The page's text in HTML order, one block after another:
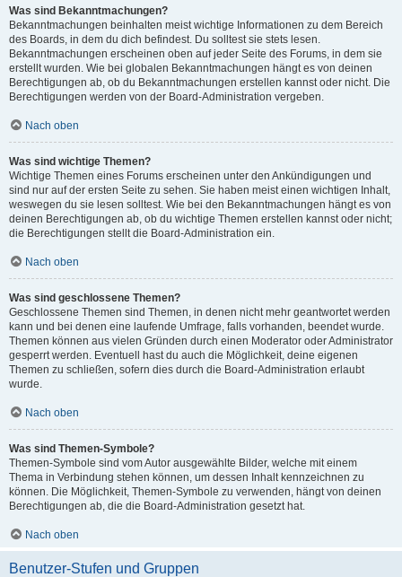
Was sind Bekanntmachungen?
Bekanntmachungen beinhalten meist wichtige Informationen zu dem Bereich
des Boards, in dem du dich befindest. Du solltest sie stets lesen.
Bekanntmachungen erscheinen oben auf jeder Seite des Forums, in dem sie
erstellt wurden. Wie bei globalen Bekanntmachungen hängt es von deinen
Berechtigungen ab, ob du Bekanntmachungen erstellen kannst oder nicht. Die
Berechtigungen werden von der Board-Administration vergeben.
Nach oben
Was sind wichtige Themen?
Wichtige Themen eines Forums erscheinen unter den Ankündigungen und
sind nur auf der ersten Seite zu sehen. Sie haben meist einen wichtigen Inhalt,
weswegen du sie lesen solltest. Wie bei den Bekanntmachungen hängt es von
deinen Berechtigungen ab, ob du wichtige Themen erstellen kannst oder nicht;
die Berechtigungen stellt die Board-Administration ein.
Nach oben
Was sind geschlossene Themen?
Geschlossene Themen sind Themen, in denen nicht mehr geantwortet werden
kann und bei denen eine laufende Umfrage, falls vorhanden, beendet wurde.
Themen können aus vielen Gründen durch einen Moderator oder Administrator
gesperrt werden. Eventuell hast du auch die Möglichkeit, deine eigenen
Themen zu schließen, sofern dies durch die Board-Administration erlaubt
wurde.
Nach oben
Was sind Themen-Symbole?
Themen-Symbole sind vom Autor ausgewählte Bilder, welche mit einem
Thema in Verbindung stehen können, um dessen Inhalt kennzeichnen zu
können. Die Möglichkeit, Themen-Symbole zu verwenden, hängt von deinen
Berechtigungen ab, die die Board-Administration gesetzt hat.
Nach oben
Benutzer-Stufen und Gruppen